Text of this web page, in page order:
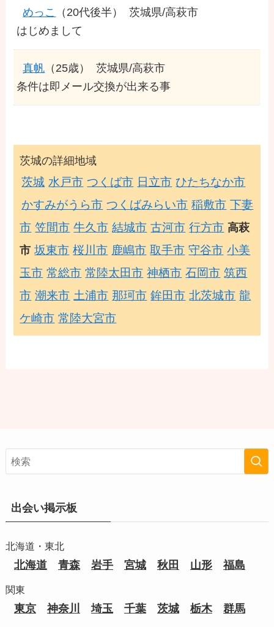
めっこ （20代後半）
茨城県/高萩市
はじめまして
真帆 （25歳）
茨城県/高萩市
条件は即メール交換が出来る事
茨城の詳細地域
茨城 水戸市 つくば市 日立市 ひたちなか市
かすみがうら市 つくばみらい市 稲敷市 下妻
市 笠間市 牛久市 結城市 古河市 行方市 高萩
市 坂東市 桜川市 鹿嶋市 取手市 守谷市 小美
玉市 常総市 常陸太田市 神栖市 石岡市 筑西
市 潮来市 土浦市 那珂市 鉾田市 北茨城市 龍
ケ崎市 常陸大宮市
出会い掲示板
北海道・東北
北海道 青森 岩手 宮城 秋田 山形 福島
関東
東京 神奈川 埼玉 千葉 茨城 栃木 群馬